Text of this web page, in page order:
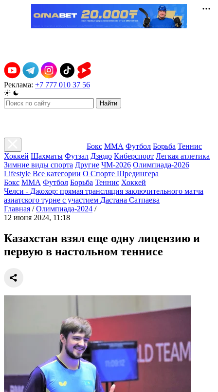
Реклама: +7 777 010 37 56
Найти
Бокс ММА Футбол Борьба Теннис
Хоккей Шахматы Футзал Дзюдо Киберспорт Легкая атлетика
Зимние виды спорта Другие ЧМ-2026 Олимпиада-2026
Lifestyle Все категории О Спорте Шредингера
Бокс ММА Футбол Борьба Теннис Хоккей
Челси - Джохор: прямая трансляция заключительного матча
азиатского турне с участием Дастана Сатпаева
Главная / Олимпиада-2024 /
12 июня 2024, 11:18
Казахстан взял еще одну лицензию и
первую в настольном теннисе